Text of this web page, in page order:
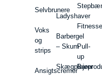
Selvbrunere
Voks
og
strips
Ansigtscremer
Ladyshaver
Barbergel
– SkumPull-
up
Barer